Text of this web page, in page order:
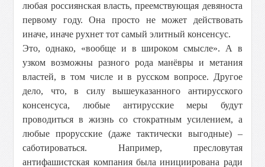
любая россиянская власть, преемствующая девяноста
первому году. Она просто не может действовать
иначе, иначе рухнет тот самый элитный консенсус.
Это, однако, «вообще и в широком смысле». А в
узком возможны разного рода манёвры и метания
властей, в том числе и в русском вопросе. Другое
дело, что, в силу вышеуказанного антирусского
консенсуса, любые антирусские меры будут
проводиться в жизнь со стократным усилением, а
любые прорусские (даже тактически выгодные) –
саботироваться. Например, пресловутая
антифашистская компания была инициирована ради